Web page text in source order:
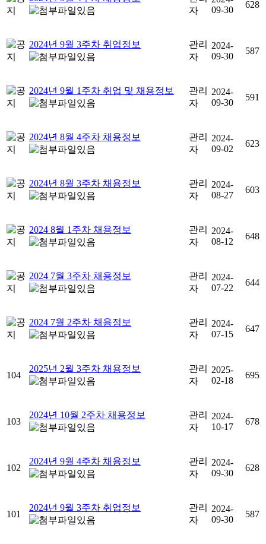
자
09-30
628
2024년 9월 3주차 취업정보
관리
자
2024-
09-30
587
2024년 9월 1주차 취업 및 채용정보
관리
자
2024-
09-30
591
2024년 8월 4주차 채용정보
관리
자
2024-
09-02
623
2024년 8월 3주차 채용정보
관리
자
2024-
08-27
603
2024 8월 1주차 채용정보
관리
자
2024-
08-12
648
2024 7월 3주차 채용정보
관리
자
2024-
07-22
644
2024 7월 2주차 채용정보
관리
자
2024-
07-15
647
104
2025년 2월 3주차 채용정보
관리
자
2025-
02-18
695
103
2024년 10월 2주차 채용정보
관리
자
2024-
10-17
678
102
2024년 9월 4주차 채용정보
관리
자
2024-
09-30
628
101
2024년 9월 3주차 취업정보
관리
자
2024-
09-30
587